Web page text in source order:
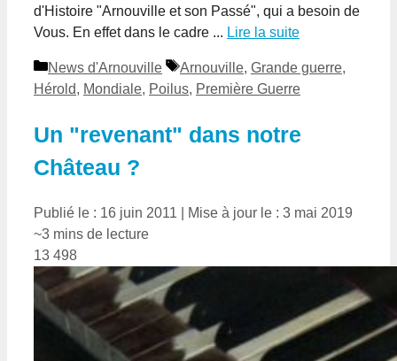
d'Histoire "Arnouville et son Passé", qui a besoin de
Vous. En effet dans le cadre ... Lire la suite
Catégories
News d'Arnouville Étiquettes
Arnouville, Grande guerre,
Hérold, Mondiale, Poilus, Première Guerre
Un "revenant" dans notre
Château ?
Publié le : 16 juin 2011
Mise à jour le : 3 mai 2019
~3 mins de lecture
13 498